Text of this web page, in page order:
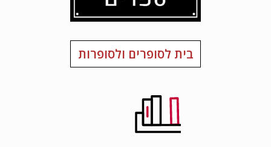
בית לסופרים ולסופרות